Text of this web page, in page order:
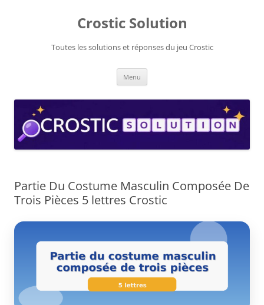
Crostic Solution
Toutes les solutions et réponses du jeu Crostic
Menu
Partie Du Costume Masculin Composée De
Trois Pièces 5 lettres Crostic